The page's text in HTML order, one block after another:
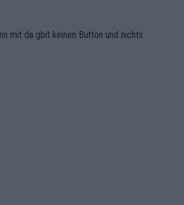
mit da gbit keinen Button und nichts